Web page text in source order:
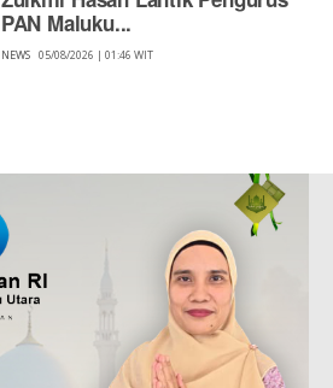
PAN Maluku...
NEWS 05/08/2026 | 01:46 WIT